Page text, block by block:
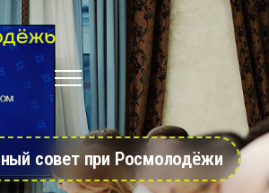
совет при Росмолодёжи